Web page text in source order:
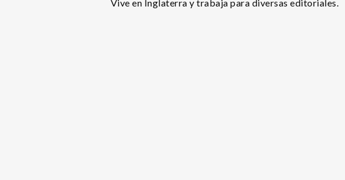
Vive en Inglaterra y trabaja para diversas editoriales.